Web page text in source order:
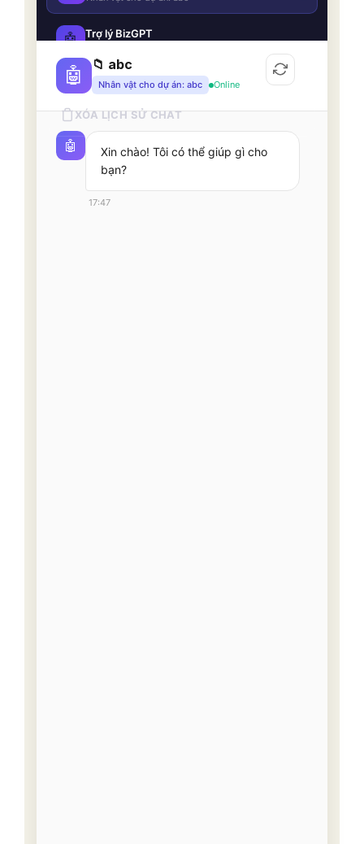
🤖 Trợ lý BizGPT
💬 CONVERSATIONS Clear All
Chưa có hội thoại nào
XÓA LỊCH SỬ CHAT
🤖 📁 abc
Nhân vật cho dự án: abc Online
🤖
Xin chào! Tôi có thể giúp gì cho
bạn?
17:47